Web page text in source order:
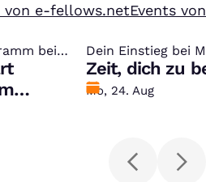
von e-fellows.netEvents
bei
Dein Einstieg bei
:
Zeit, dich zu
Bewerben
Mo, 24. Aug